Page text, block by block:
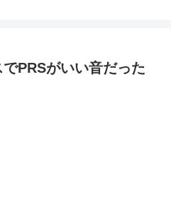
PRSがいい音だった